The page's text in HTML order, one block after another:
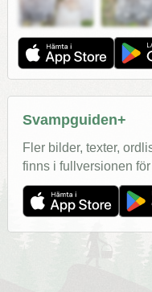
Svampguiden+
Fler bilder, texter,
finns i fullversionen